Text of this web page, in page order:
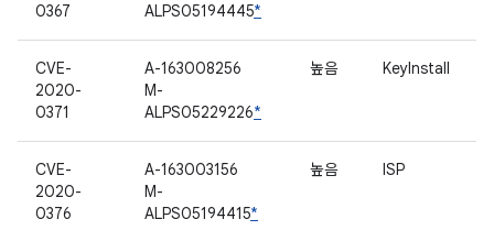
0367
ALPS05194445*
CVE-
2020-
0371
A-163008256
M-
ALPS05229226*
높음 KeyInstall
CVE-
2020-
0376
A-163003156
M-
ALPS05194415*
높음 ISP